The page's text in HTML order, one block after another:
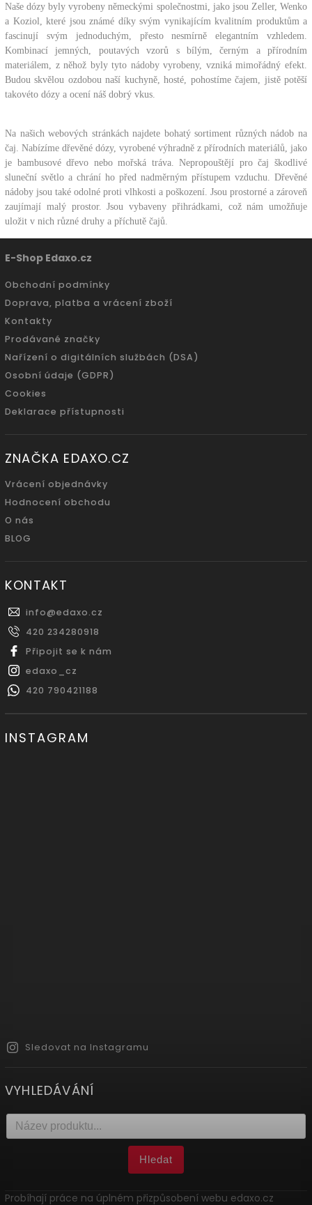
Naše dózy byly vyrobeny německými společnostmi, jako jsou Zeller, Wenko
a Koziol, které jsou známé díky svým vynikajícím kvalitním produktům a
fascinují svým jednoduchým, přesto nesmírně elegantním vzhledem.
Kombinací jemných, poutavých vzorů s bílým, černým a přírodním
materiálem, z něhož byly tyto nádoby vyrobeny, vzniká mimořádný efekt.
Budou skvělou ozdobou naší kuchyně, hosté, pohostíme čajem, jistě potěší
takovéto dózy a ocení náš dobrý vkus.
Na našich webových stránkách najdete bohatý sortiment různých nádob na
čaj. Nabízíme dřevěné dózy, vyrobené výhradně z přírodních materiálů, jako
je bambusové dřevo nebomořská tráva.Nepropouštějí pro čaj škodlivé
sluneční světlo a chrání ho před nadměrným přístupem vzduchu. Dřevěné
nádoby jsou také odolné proti vlhkosti a poškození. Jsou prostorné a zároveň
zaujímají malý prostor. Jsou vybaveny přihrádkami, což nám umožňuje
uložit v nich různé druhy a příchutě čajů.
E-Shop Edaxo.cz
Obchodní podmínky
Doprava, platba a vrácení zboží
Kontakty
Prodávané značky
Nařízení o digitálních službách (DSA)
Osobní údaje (GDPR)
Cookies
Deklarace přístupnosti
ZNAČKA EDAXO.CZ
Vrácení objednávky
Hodnocení obchodu
O nás
BLOG
KONTAKT
info@edaxo.cz
420 234280918
Připojit se k nám
edaxo_cz
420 790421188
INSTAGRAM
Sledovat na Instagramu
VYHLEDÁVÁNÍ
Hledat
Probíhají práce na úplném přizpůsobení webu edaxo.cz